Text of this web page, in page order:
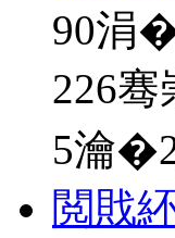
90涓
226骞
5瀹
閲戝